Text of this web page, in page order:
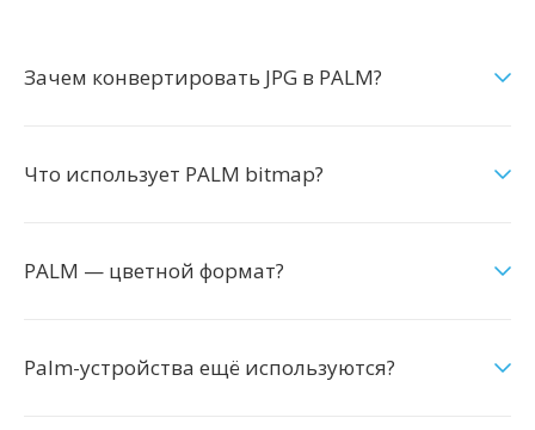
Зачем конвертировать JPG в PALM?
Что использует PALM bitmap?
PALM — цветной формат?
Palm-устройства ещё используются?